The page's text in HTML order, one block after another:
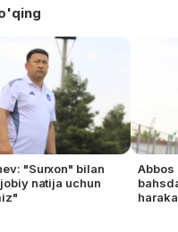
"Surxon" bilan
natija uchun
Abbos